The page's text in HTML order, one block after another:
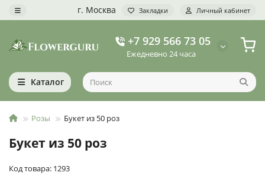
г. Москва Закладки Личный кабинет
+7 929 566 73 05
Ежедневно 24 часа
Каталог
Розы Букет из 50 роз
Букет из 50 роз
Код товара: 1293